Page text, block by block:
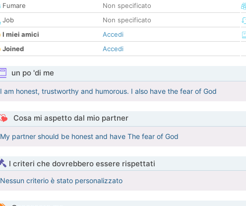
Fumare
Non specificato
Job
Non specificato
I miei amici
Accedi
Joined
Accedi
un po 'di me
I am honest, trustworthy and humorous. I also have the fear of God
Cosa mi aspetto dal mio partner
My partner should be honest and have The fear of God
I criteri che dovrebbero essere rispettati
Nessun criterio è stato personalizzato